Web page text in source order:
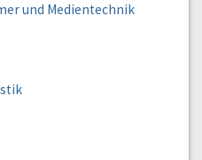
und Medientechnik